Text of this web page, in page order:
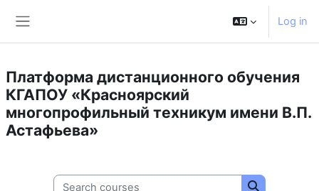
Log in
Платформа дистанционного обучения
КГАПОУ «Красноярский
многопрофильный техникум имени В.П.
Астафьева»
Search courses